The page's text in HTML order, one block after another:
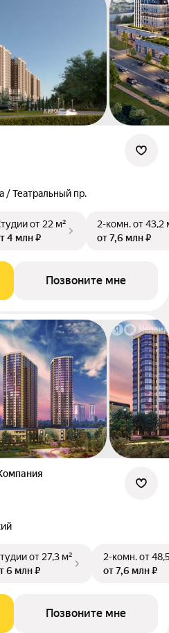
/ Театральный пр.
от 22 м²
4 млн ₽
2-комн.от 43,2
от 7,6 млн ₽
Позвоните мне
от 27,3 м²
6 млн ₽
2-комн.от
от 7,6 млн ₽
Позвоните мне